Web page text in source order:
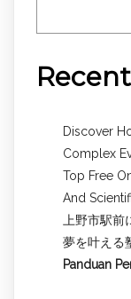
Discover
Complex
Top Free
And
上野市駅
夢を叶える
Panduan